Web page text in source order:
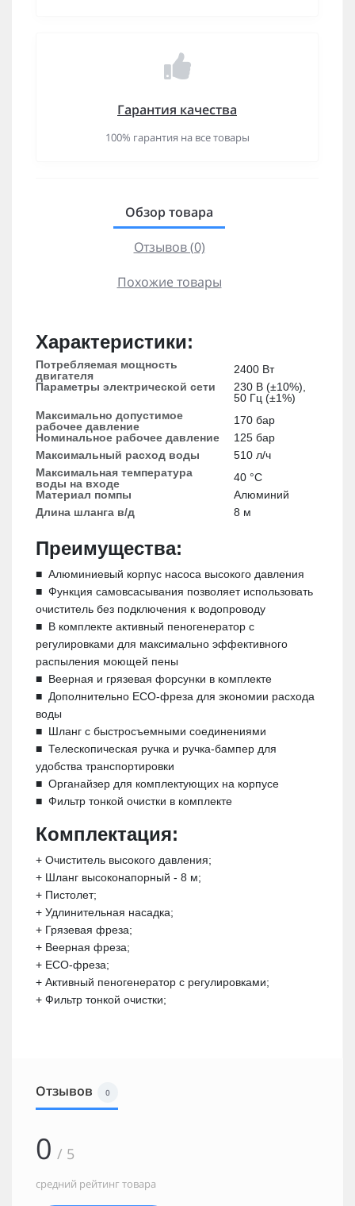
Гарантия качества
100% гарантия на все товары
Обзор товара
Отзывов (0)
Похожие товары
Характеристики:
Потребляемая мощность
двигателя
2400 Вт
Параметры электрической сети
230 В (±10%),
50 Гц (±1%)
Максимально допустимое
рабочее давление
170 бар
Номинальное рабочее давление
125 бар
Максимальный расxод воды
510 л/ч
Максимальная температура
воды на вxоде
40 °С
Материал помпы
Алюминий
Длина шланга в/д
8 м
Преимущества:
■ Алюминиевый корпус насоса высокого давления
■ Функция самовсасывания позволяет использовать
очиститель без подключения к водопроводу
■
В комплекте активный пеногенератор с
регулировками для максимально эффективного
распыления моющей пены
■
Веерная и грязевая форсунки в комплекте
■ Дополнительно ECO-фреза для экономии расхода
воды
■
Шланг с быстросъемными соединениями
■ Телескопическая ручка и ручка-бампер для
удобства транспортировки
■ Органайзер для комплектующих на корпусе
■ Фильтр тонкой очистки в комплекте
Комплектация:
+ Очиститель высокого давления;
+ Шланг высоконапорный - 8 м;
+ Пистолет;
+ Удлинительная насадка;
+ Грязевая фреза;
+ Веерная фреза;
+ ECO-фреза;
+ Активный пеногенератор с регулировками;
+ Фильтр тонкой очистки;
Отзывов 0
0 / 5
средний рейтинг товара